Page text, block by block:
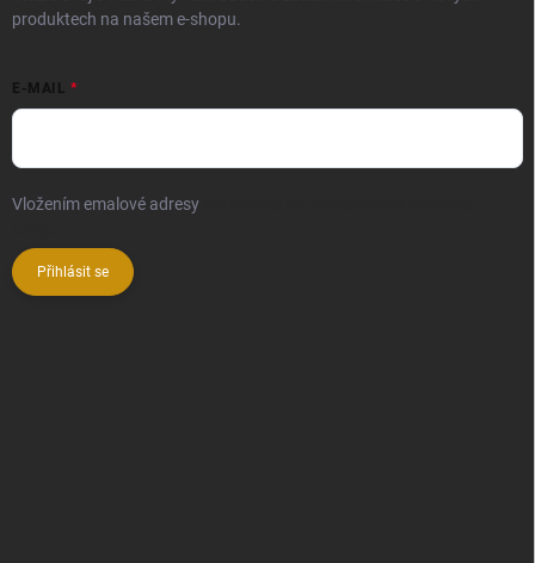
produktech na našem e-shopu.
E-MAIL
Vložením emalové adresy
Přihlásit se